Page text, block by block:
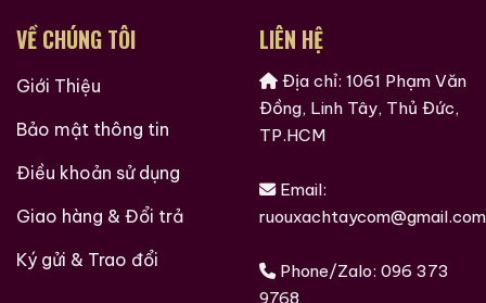
Brandy Changyu Gold
700ml / 40%
0,0 (0 đánh giá)
Roi Des Rois Cognac
700ml / 40%
0,0 (0 đánh giá)
VỀ CHÚNG TÔI
Giới Thiệu
Bảo mật thông tin
Điều khoản sử dụng
Giao hàng & Đổi trả
Ký gửi & Trao đổi
LIÊN HỆ
Địa chỉ: 1061 Phạm Văn
Đồng, Linh Tây, Thủ Đức,
TP.HCM
Email:
ruouxachtaycom@gmail.com
Phone/Zalo: 096 373
9768